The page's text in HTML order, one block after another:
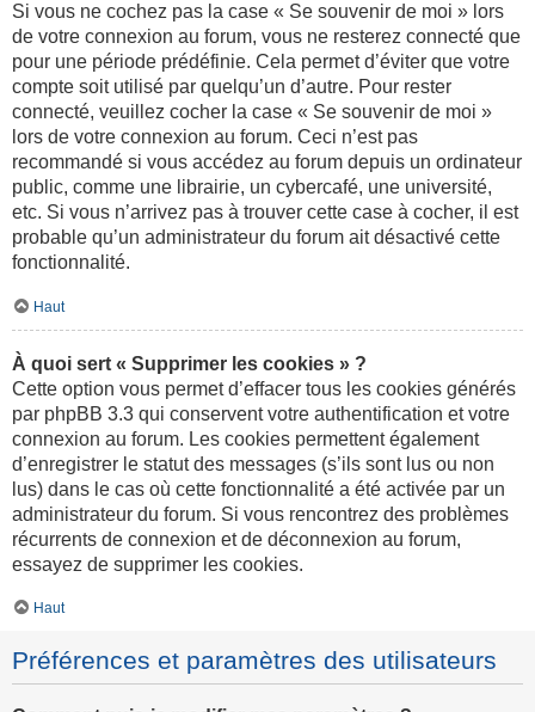
Si vous ne cochez pas la case « Se souvenir de moi » lors
de votre connexion au forum, vous ne resterez connecté que
pour une période prédéfinie. Cela permet d’éviter que votre
compte soit utilisé par quelqu’un d’autre. Pour rester
connecté, veuillez cocher la case « Se souvenir de moi »
lors de votre connexion au forum. Ceci n’est pas
recommandé si vous accédez au forum depuis un ordinateur
public, comme une librairie, un cybercafé, une université,
etc. Si vous n’arrivez pas à trouver cette case à cocher, il est
probable qu’un administrateur du forum ait désactivé cette
fonctionnalité.
Haut
À quoi sert « Supprimer les cookies » ?
Cette option vous permet d’effacer tous les cookies générés
par phpBB 3.3 qui conservent votre authentification et votre
connexion au forum. Les cookies permettent également
d’enregistrer le statut des messages (s’ils sont lus ou non
lus) dans le cas où cette fonctionnalité a été activée par un
administrateur du forum. Si vous rencontrez des problèmes
récurrents de connexion et de déconnexion au forum,
essayez de supprimer les cookies.
Haut
Préférences et paramètres des utilisateurs